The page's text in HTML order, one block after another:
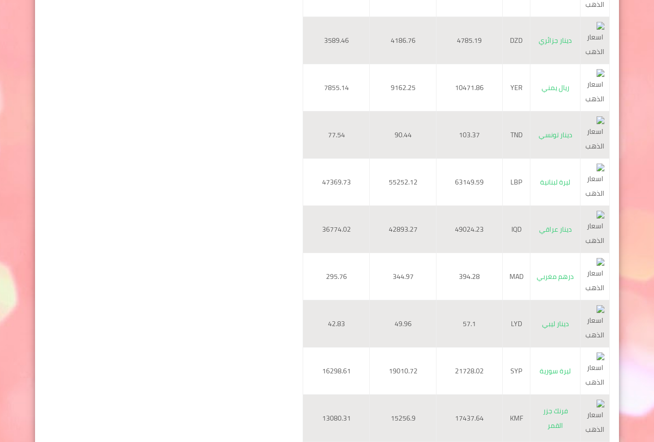
دينار جزائري DZD
4785.19
4186.76
3589.46
ريال يمني YER
10471.86
9162.25
7855.14
دينار تونسي TND
103.37
90.44
77.54
ليرة لبنانية LBP
63149.59
55252.12
47369.73
دينار عراقي IQD
49024.23
42893.27
36774.02
درهم مغربي MAD
394.28
344.97
295.76
دينار ليبي LYD
57.1
49.96
42.83
ليرة سورية SYP
21728.02
19010.72
16298.61
فرنك جزر
القمر
KMF
17437.64
15256.9
13080.31